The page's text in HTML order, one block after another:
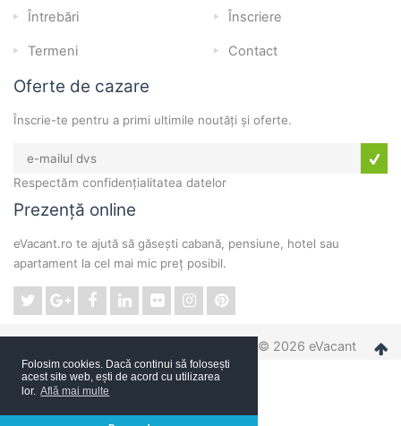
Folosim cookies. Dacă continui să folosești
acest site web, ești de acord cu utilizarea
lor. Află mai multe
Întrebări Înscriere
Termeni Contact
Oferte de cazare
Înscrie-te pentru a primi ultimile noutăți și oferte.
Respectăm confidențialitatea datelor
Prezență online
eVacant.ro te ajută să găsești cabană, pensiune, hotel sau
apartament la cel mai mic preț posibil.
© 2026 eVacant